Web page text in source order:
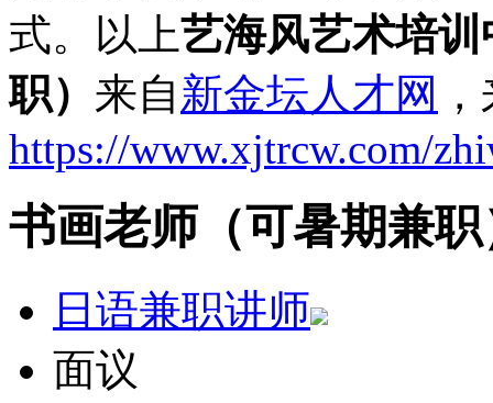
式。以上艺海风艺术培
职） 来自新金坛人才网
https://www.xjtrcw.com/
书画老师（可暑期兼
日语兼职讲师
面议